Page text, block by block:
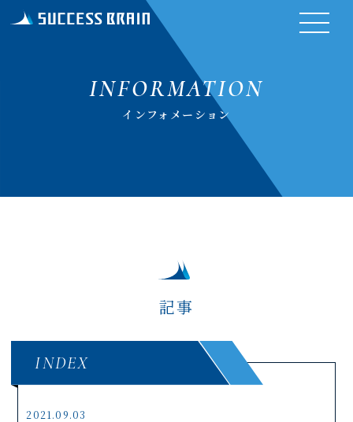
INFORMATION
インフォメーション
記事
INDEX
2021.09.03